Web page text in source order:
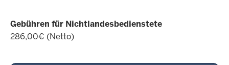
Gebühren für Nichtlandesbedienstete
286,00€ (Netto)